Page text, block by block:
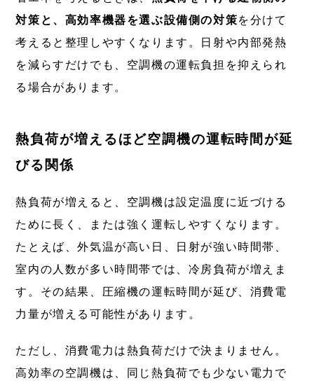
対策と、高効率機器を選ぶ設備側の対策を分けて
考えると整理しやすくなります。日射や内部発熱
を減らすだけでも、空調機の運転負担を抑えられ
る場合があります。
熱負荷が増えるほど空調機の運転時間が延
びる関係
熱負荷が増えると、空調機は設定温度に近づける
ために長く、または強く運転しやすくなります。
たとえば、外気温が高い日、日射が強い時間帯、
室内の人数が多い時間帯では、冷房負荷が増えま
す。その結果、圧縮機の運転時間が延び、消費電
力量が増える可能性があります。
ただし、消費電力は熱負荷だけで決まりません。
高効率の空調機は、同じ熱負荷でも少ない電力で